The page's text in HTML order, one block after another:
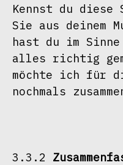
Kennst du diese
Sie aus deinem
hast du im Sinne
alles richtig
möchte ich für
nochmals
3.3.2